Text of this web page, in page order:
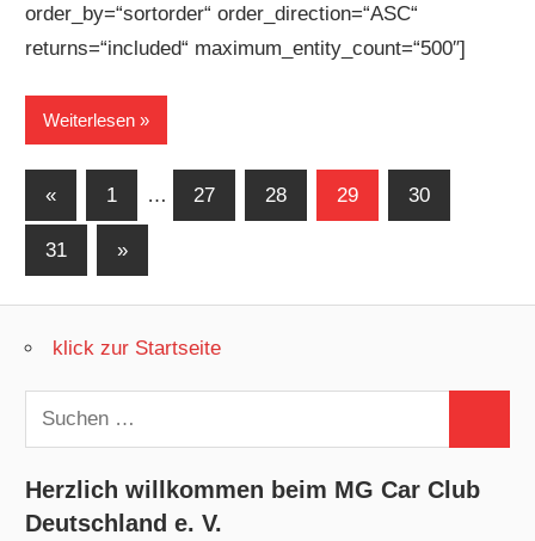
order_by=“sortorder“ order_direction=“ASC“
returns=“included“ maximum_entity_count=“500″]
Weiterlesen
Seitennummerierung
der
Beiträge
«Vorherige
Beiträge
1 … 27 28 29 30
31
Nächste
Beiträge
»
klick zur Startseite
Suchen
nach:
Herzlich willkommen beim MG Car Club
Deutschland e. V.